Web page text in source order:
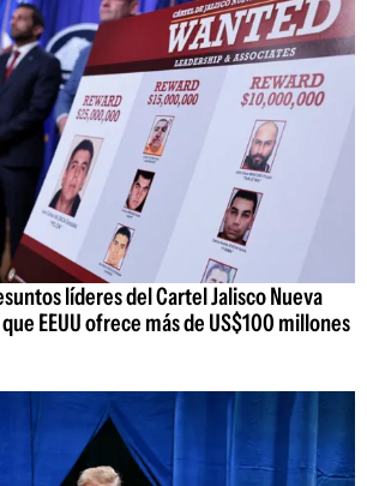
líderes del Cartel Jalisco Nueva
EEUU ofrece más de US$100 millones